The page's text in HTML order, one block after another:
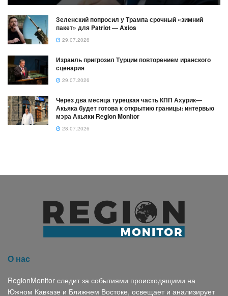
Зеленский попросил у Трампа срочный «зимний
пакет» для Patriot — Axios
29.07.2026
Израиль пригрозил Турции повторением иранского
сценария
29.07.2026
Через два месяца турецкая часть КПП Ахурик—
Акьяка будет готова к открытию границы։ интервью
мэра Акьяки Region Monitor
28.07.2026
О нас
RegionMonitor следит за событиями происходящими на
Южном Кавказе и Ближнем Востоке, освещает и анализирует